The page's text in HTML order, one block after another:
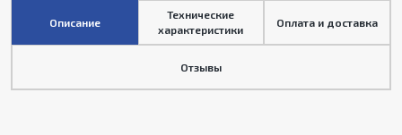
Описание
Технические
характеристики
Оплата и доставка
Отзывы